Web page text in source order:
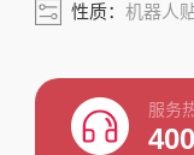
性质：机器人
服务